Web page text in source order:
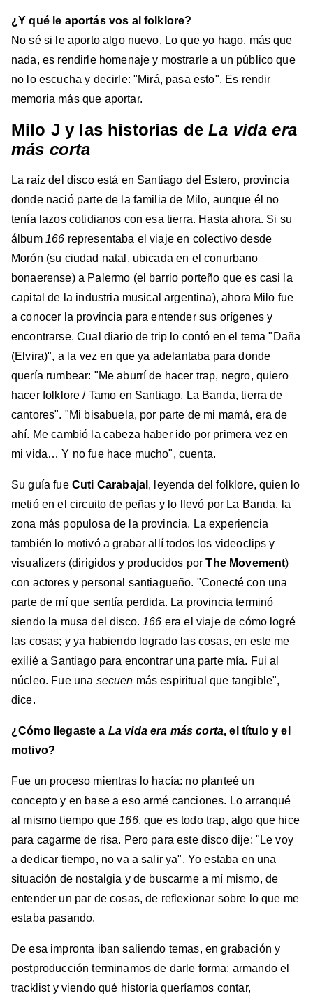
¿Y qué le aportás vos al folklore?
No sé si le aporto algo nuevo. Lo que yo hago, más que
nada, es rendirle homenaje y mostrarle a un público que
no lo escucha y decirle: "Mirá, pasa esto". Es rendir
memoria más que aportar.
Milo J y las historias deLa vida era
más corta
La raíz del disco está en Santiago del Estero, provincia
donde nació parte de la familia de Milo, aunque él no
tenía lazos cotidianos con esa tierra. Hasta ahora. Si su
álbum 166 representaba el viaje en colectivo desde
Morón (su ciudad natal, ubicada en el conurbano
bonaerense) a Palermo (el barrio porteño que es casi la
capital de la industria musical argentina), ahora Milo fue
a conocer la provincia para entender sus orígenes y
encontrarse. Cual diario de trip lo contó en el tema "Daña
(Elvira)", a la vez en que ya adelantaba para donde
quería rumbear: "Me aburrí de hacer trap, negro, quiero
hacer folklore / Tamo en Santiago, La Banda, tierra de
cantores". "Mi bisabuela, por parte de mi mamá, era de
ahí. Me cambió la cabeza haber ido por primera vez en
mi vida… Y no fue hace mucho", cuenta.
Su guía fue Cuti Carabajal , leyenda del folklore, quien lo
metió en el circuito de peñas y lo llevó por La Banda, la
zona más populosa de la provincia. La experiencia
también lo motivó a grabar allí todos los videoclips y
visualizers (dirigidos y producidos porThe Movement)
con actores y personal santiagueño. "Conecté con una
parte de mí que sentía perdida. La provincia terminó
siendo la musa del disco.166 era el viaje de cómo logré
las cosas; y ya habiendo logrado las cosas, en este me
exilié a Santiago para encontrar una parte mía. Fui al
núcleo. Fue una secuen más espiritual que tangible",
dice.
¿Cómo llegaste a La vida era más corta, el título y el
motivo?
Fue un proceso mientras lo hacía: no planteé un
concepto y en base a eso armé canciones. Lo arranqué
al mismo tiempo que166, que es todo trap, algo que hice
para cagarme de risa. Pero para este disco dije: "Le voy
a dedicar tiempo, no va a salir ya". Yo estaba en una
situación de nostalgia y de buscarme a mí mismo, de
entender un par de cosas, de reflexionar sobre lo que me
estaba pasando.
De esa impronta iban saliendo temas, en grabación y
postproducción terminamos de darle forma: armando el
tracklist y viendo qué historia queríamos contar,